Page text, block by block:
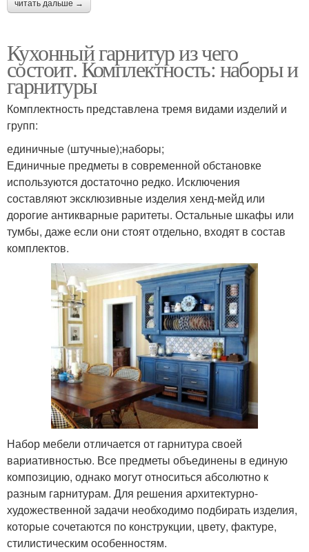
читать дальше →
Кухонный гарнитур из чего
состоит. Комплектность: наборы и
гарнитуры
Комплектность представлена тремя видами изделий и
групп:
единичные (штучные);наборы;
Единичные предметы в современной обстановке
используются достаточно редко. Исключения
составляют эксклюзивные изделия хенд-мейд или
дорогие антикварные раритеты. Остальные шкафы или
тумбы, даже если они стоят отдельно, входят в состав
комплектов.
Набор мебели отличается от гарнитура своей
вариативностью. Все предметы объединены в единую
композицию, однако могут относиться абсолютно к
разным гарнитурам. Для решения архитектурно-
художественной задачи необходимо подбирать изделия,
которые сочетаются по конструкции, цвету, фактуре,
стилистическим особенностям.